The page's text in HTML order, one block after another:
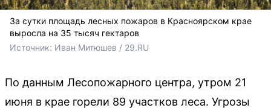
За сутки площадь лесных пожаров в Красноярском крае
выросла на 35 тысяч гектаров
Источник: Иван Митюшев / 29.RU
По данным Лесопожарного центра, утром 21
июня в крае горели 89 участков леса. Угрозы